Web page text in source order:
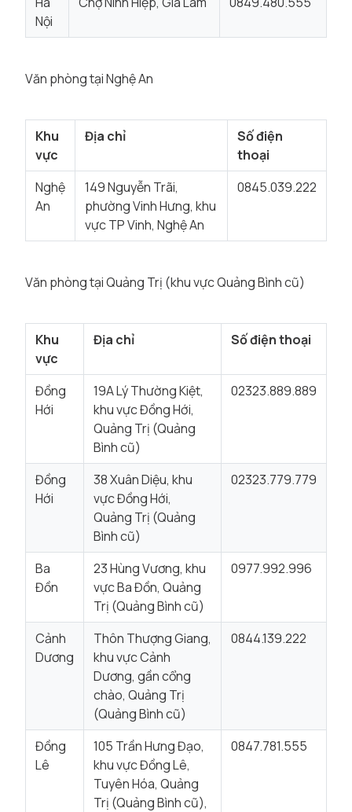
Nội
Văn phòng tại Nghệ An
Khu
vực
Địa chỉ
Số điện
thoại
Nghệ
An
149 Nguyễn Trãi,
phường Vinh Hưng, khu
vực TP Vinh, Nghệ An
0845.039.222
Văn phòng tại Quảng Trị (khu vực Quảng Bình cũ)
Khu
vực
Địa chỉ Số điện thoại
Đồng
Hới
19A Lý Thường Kiệt,
khu vực Đồng Hới,
Quảng Trị (Quảng
Bình cũ)
02323.889.889
Đồng
Hới
38 Xuân Diệu, khu
vực Đồng Hới,
Quảng Trị (Quảng
Bình cũ)
02323.779.779
Ba
Đồn
23 Hùng Vương, khu
vực Ba Đồn, Quảng
Trị (Quảng Bình cũ)
0977.992.996
Cảnh
Dương
Thôn Thượng Giang,
khu vực Cảnh
Dương, gần cổng
chào, Quảng Trị
(Quảng Bình cũ)
0844.139.222
Đồng
Lê
105 Trần Hưng Đạo,
khu vực Đồng Lê,
Tuyên Hóa, Quảng
Trị (Quảng Bình cũ),
0847.781.555